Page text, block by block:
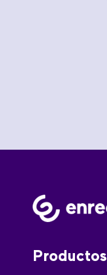
Productos